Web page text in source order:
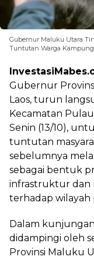
Gubernur Maluku Utara
Tuntutan Warga
Gubernur
Laos, turun
Kecamatan
Senin (13/10),
tuntutan
sebelumnya
sebagai bentuk
infrastruktur dan
terhadap wilayah
Dalam
didampingi oleh
Provinsi Maluku